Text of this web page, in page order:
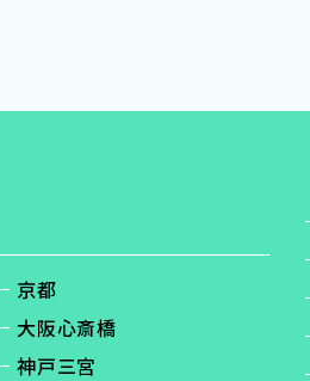
京都
大阪心斎橋
神戸三宮